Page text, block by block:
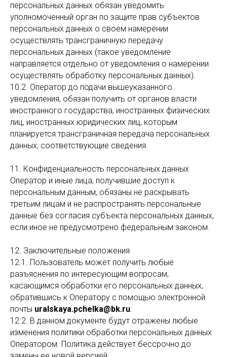
персональных данных обязан уведомить
уполномоченный орган по защите прав субъектов
персональных данных о своем намерении
осуществлять трансграничную передачу
персональных данных (такое уведомление
направляется отдельно от уведомления о намерении
осуществлять обработку персональных данных).
10.2. Оператор до подачи вышеуказанного
уведомления, обязан получить от органов власти
иностранного государства, иностранных физических
лиц, иностранных юридических лиц, которым
планируется трансграничная передача персональных
данных, соответствующие сведения.
11. Конфиденциальность персональных данных
Оператор и иные лица, получившие доступ к
персональным данным, обязаны не раскрывать
третьим лицам и не распространять персональные
данные без согласия субъекта персональных данных,
если иное не предусмотрено федеральным законом.
12. Заключительные положения
12.1. Пользователь может получить любые
разъяснения по интересующим вопросам,
касающимся обработки его персональных данных,
обратившись к Оператору с помощью электронной
почты uralskaya.pchelka@bk.ru.
12.2. В данном документе будут отражены любые
изменения политики обработки персональных данных
Оператором. Политика действует бессрочно до